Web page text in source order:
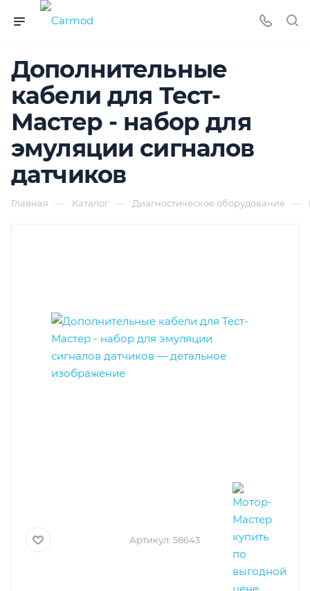
Дополнительные
кабели для Тест-
Мастер - набор для
эмуляции сигналов
датчиков
Главная — Каталог — Диагностическое оборудование —
Артикул: 58643